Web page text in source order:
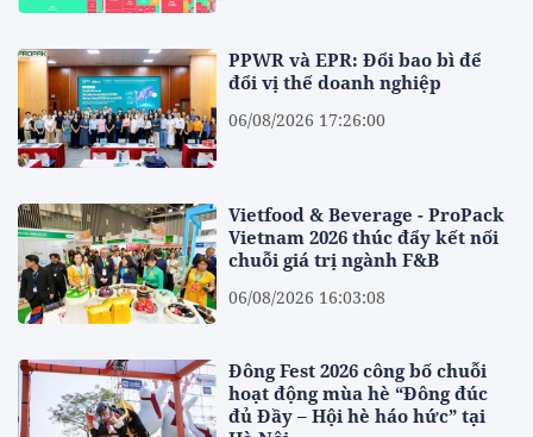
PPWR và EPR: Đổi bao bì để
đổi vị thế doanh nghiệp
06/08/2026 17:26:00
Vietfood & Beverage - ProPack
Vietnam 2026 thúc đẩy kết nối
chuỗi giá trị ngành F&B
06/08/2026 16:03:08
Đông Fest 2026 công bố chuỗi
hoạt động mùa hè “Đông đúc
đủ Đầy – Hội hè háo hức” tại